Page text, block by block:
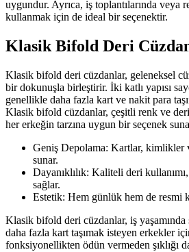
uygundur. Ayrıca, iş toplantılarında veya
kullanmak için de ideal bir seçenektir.
Klasik Bifold Deri
Klasik bifold deri cüzdanlar, geleneksel
bir dokunuşla birleştirir. İki katlı yapısı
genellikle daha fazla kart ve nakit para
Klasik bifold cüzdanlar, çeşitli renk ve
her erkeğin tarzına uygun bir seçenek
Geniş Depolama: Kartlar, kimlikler
sunar.
Dayanıklılık: Kaliteli deri
sağlar.
Estetik: Hem günlük hem de resmi
Klasik bifold deri cüzdanlar, iş yaşamında
daha fazla kart taşımak isteyen erkekler
fonksiyonellikten ödün vermeden şıklığı